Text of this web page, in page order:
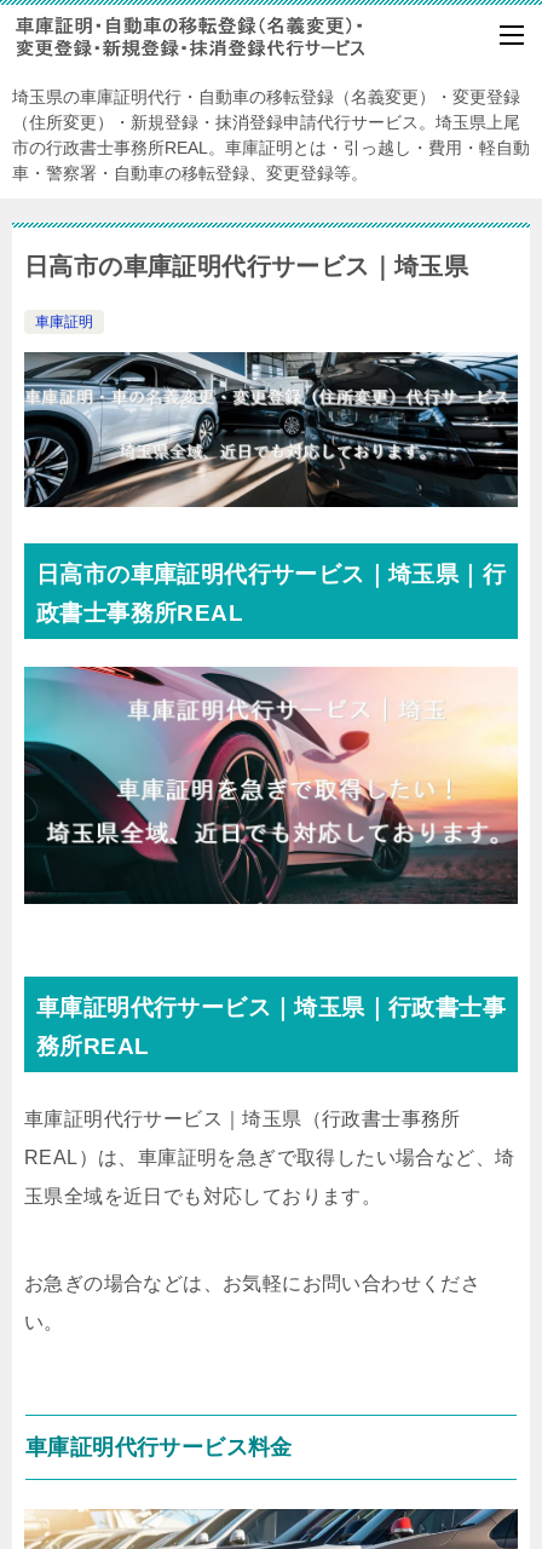
埼玉県の車庫証明代行・自動車の移転登録（名義変更）・変更登録
（住所変更）・新規登録・抹消登録申請代行サービス。埼玉県上尾
市の行政書士事務所REAL。車庫証明とは・引っ越し・費用・軽自動
車・警察署・自動車の移転登録、変更登録等。
日高市の車庫証明代行サービス｜埼玉県
車庫証明
日高市の車庫証明代行サービス｜埼玉県｜行
政書士事務所REAL
車庫証明代行サービス｜埼玉県｜行政書士事
務所REAL
車庫証明代行サービス｜埼玉県 （行政書士事務所
REAL） は、車庫証明を急ぎで取得したい場合など、埼
玉県全域を近日でも対応しております。
お急ぎの場合などは、お気軽にお問い合わせくださ
い。
車庫証明代行サービス料金